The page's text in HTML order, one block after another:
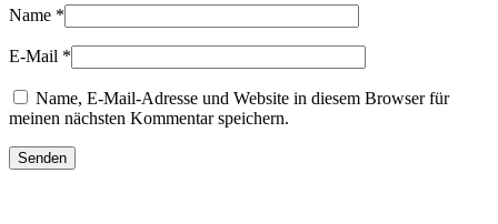
Name *
E-Mail *
Name, E-Mail-Adresse und Website in diesem Browser für
meinen nächsten Kommentar speichern.